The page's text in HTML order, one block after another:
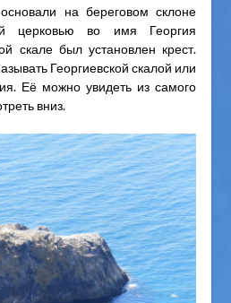
на береговом склоне
церковью во имя Георгия
скале был установлен крест.
Георгиевской скалой или
Её можно увидеть из самого
вниз.